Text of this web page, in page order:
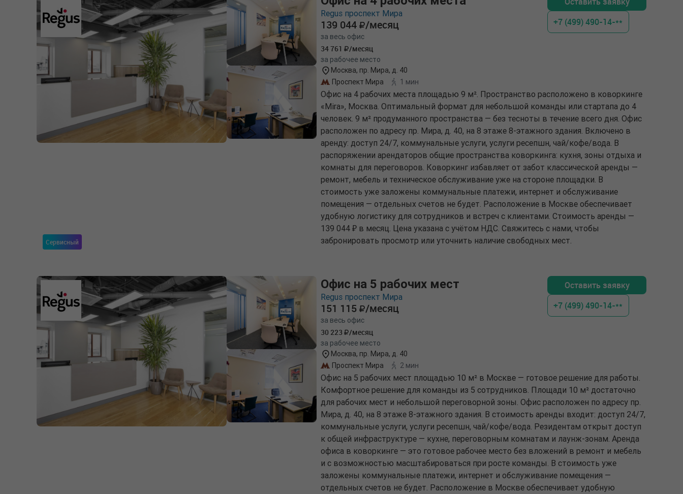
Сервисный
Regus проспект Мира
139 044 /месяц
за весь офис
34 761 /месяц
за рабочее место
Москва, пр. Мира, д. 40
Проспект Мира
1 мин
Офис на 4 рабочих места площадью 9 м². Пространство расположено в коворкинге
«Mira», Москва. Оптимальный формат для небольшой команды или стартапа до 4
человек. 9 м² продуманного пространства — без тесноты в течение всего дня. Офис
расположен по адресу пр. Мира, д. 40, на 8 этаже 8-этажного здания. Включено в
аренду: доступ 24/7, коммунальные услуги, услуги ресепшн, чай/кофе/вода. В
распоряжении арендаторов общие пространства коворкинга: кухня, зоны отдыха и
комнаты для переговоров. Коворкинг избавляет от забот классической аренды —
ремонт, мебель и техническое обслуживание уже на стороне площадки. В
стоимость уже заложены коммунальные платежи, интернет и обслуживание
помещения — отдельных счетов не будет. Расположение в Москве обеспечивает
удобную логистику для сотрудников и встреч с клиентами. Стоимость аренды —
139 044 ₽ в месяц. Цена указана с учётом НДС. Свяжитесь с нами, чтобы
забронировать просмотр или уточнить наличие свободных мест.
+7 (499) 490-14-**
Офис на 5 рабочих мест
Regus проспект Мира
151 115 /месяц
за весь офис
30 223 /месяц
за рабочее место
Москва, пр. Мира, д. 40
Проспект Мира
2 мин
Офис на 5 рабочих мест площадью 10 м² в Москве — готовое решение для работы.
Комфортное решение для команды из 5 сотрудников. Площади 10 м² достаточно
для рабочих мест и небольшой переговорной зоны. Офис расположен по адресу пр.
Мира, д. 40, на 8 этаже 8-этажного здания. В стоимость аренды входит: доступ 24/7,
коммунальные услуги, услуги ресепшн, чай/кофе/вода. Резидентам открыт доступ
к общей инфраструктуре — кухне, переговорным комнатам и лаунж-зонам. Аренда
офиса в коворкинге — это готовое рабочее место без вложений в ремонт и мебель
и с возможностью масштабироваться при росте команды. В стоимость уже
заложены коммунальные платежи, интернет и обслуживание помещения —
отдельных счетов не будет. Расположение в Москве обеспечивает удобную
Оставить заявку
+7 (499) 490-14-**